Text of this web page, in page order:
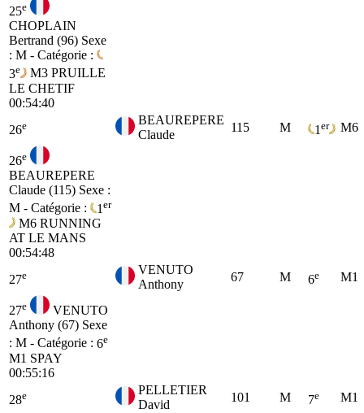
25e
CHOPLAIN
Bertrand (96) Sexe
: M - Catégorie :
3e M3 PRUILLE
LE CHETIF
00:54:40
26e
BEAUREPERE
Claude
115 M 1 er M6
26e
BEAUREPERE
Claude (115) Sexe :
M - Catégorie :
1 er
M6 RUNNING
AT LE MANS
00:54:48
27e
VENUTO
Anthony
67 M 6e M1
27e
VENUTO
Anthony (67) Sexe
: M - Catégorie : 6e
M1 SPAY
00:55:16
28e
PELLETIER
David
101 M 7e M1